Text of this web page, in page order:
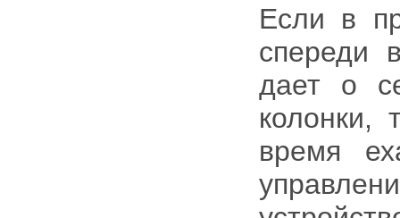
Если в
спереди
дает о
колонки,
время